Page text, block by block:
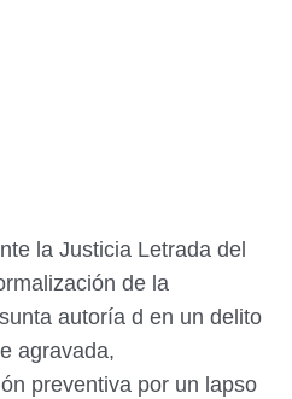
la Justicia Letrada del
de la
autoría d en un delito
agravada,
preventiva por un lapso